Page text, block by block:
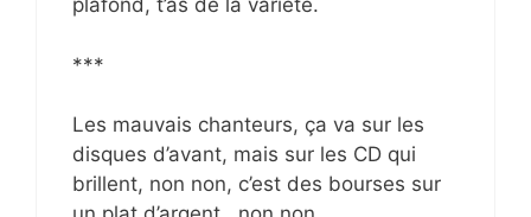
plafond, t’as de la variété.
***
Les mauvais chanteurs, ça va sur les
disques d’avant, mais sur les CD qui
brillent, non non, c’est des bourses sur